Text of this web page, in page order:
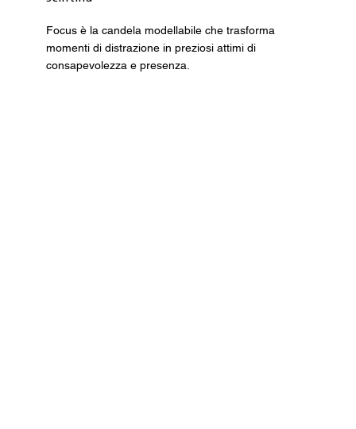
Focus è la candela modellabile che trasforma
momenti di distrazione in preziosi attimi di
consapevolezza e presenza.